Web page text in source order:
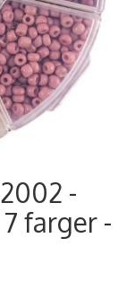
-
farger -